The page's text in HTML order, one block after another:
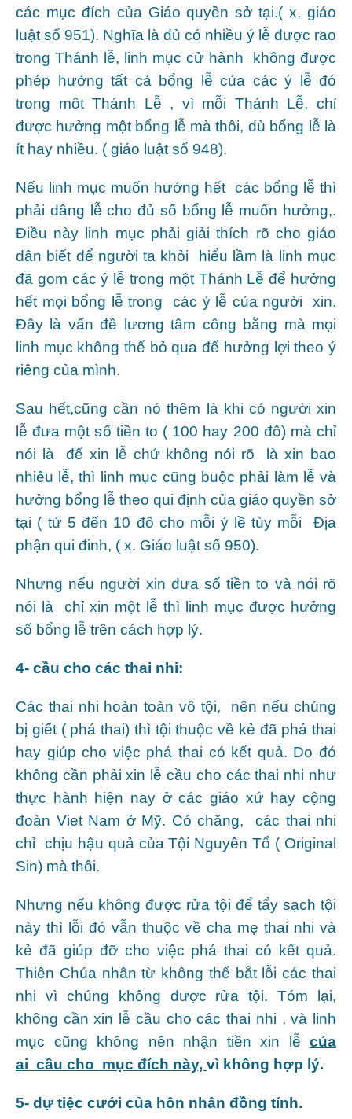
các mục đích của Giáo quyền sở tại.( x, giáo
luật số 951). Nghĩa là dủ có nhiều ý lễ được rao
trong Thánh lễ, linh mục cử hành không được
phép hưởng tất cả bổng lễ của các ý lễ đó
trong môt Thánh Lễ , vì mỗi Thánh Lễ, chỉ
được hưởng một bổng lễ mà thôi, dù bổng lễ là
ít hay nhiều. ( giáo luật số 948).
Nếu linh mục muốn hưởng hết các bổng lễ thì
phải dâng lễ cho đủ số bổng lễ muốn hưởng,.
Điều này linh mục phải giải thích rõ cho giáo
dân biết để người ta khỏi hiểu lầm là linh mục
đã gom các ý lễ trong một Thánh Lễ để hưởng
hết mọi bổng lễ trong các ý lễ của người xin.
Đây là vấn đề lương tâm công bằng mà mọi
linh mục không thể bỏ qua để hưởng lợi theo ý
riêng của mình.
Sau hết,cũng cần nó thêm là khi có người xin
lễ đưa một số tiền to ( 100 hay 200 đô) mà chỉ
nói là để xin lễ chứ không nói rõ là xin bao
nhiêu lễ, thì linh mục cũng buộc phải làm lễ và
hưởng bổng lễ theo qui định của giáo quyền sở
tại ( tử 5 đến 10 đô cho mỗi ý lề tùy mỗi Địa
phận qui đinh, ( x. Giáo luật số 950).
Nhưng nếu người xin đưa số tiền to và nói rõ
nói là chỉ xin một lễ thì linh mục được hưởng
số bổng lễ trên cách hợp lý.
4- cầu cho các thai nhi:
Các thai nhi hoàn toàn vô tội, nên nếu chúng
bị giết ( phá thai) thì tội thuộc về kẻ đã phá thai
hay giúp cho việc phá thai có kết quả. Do đó
không cần phải xin lễ cầu cho các thai nhi như
thực hành hiện nay ở các giáo xứ hay cộng
đoàn Viet Nam ở Mỹ. Có chăng, các thai nhi
chỉ chịu hậu quả của Tội Nguyên Tổ ( Original
Sin) mà thôi.
Nhưng nếu không được rửa tội để tẩy sạch tội
này thì lỗi đó vẫn thuộc về cha mẹ thai nhi và
kẻ đã giúp đỡ cho việc phá thai có kết quả.
Thiên Chúa nhân từ không thể bắt lỗi các thai
nhi vì chúng không được rửa tội. Tóm lại,
không cần xin lễ cầu cho các thai nhi , và linh
mục cũng không nên nhận tiền xin lễ của
ai cầu cho mục đích này, vì không hợp lý.
5- dự tiệc cưới của hôn nhân đồng tính.